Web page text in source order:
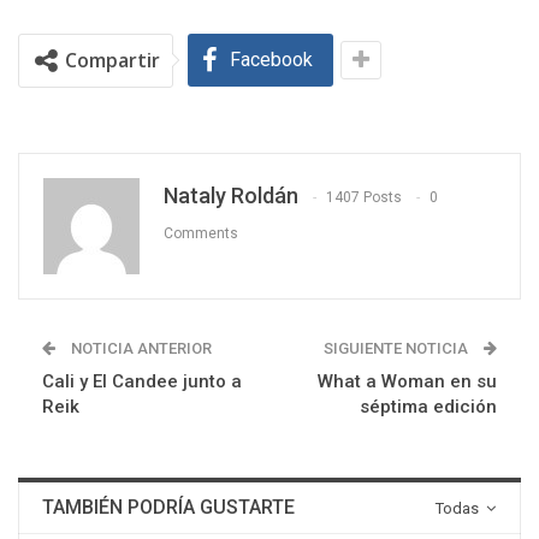
Compartir Facebook
Nataly Roldán 1407 Posts 0
Comments
NOTICIA ANTERIOR
Cali y El Candee junto a
Reik
SIGUIENTE NOTICIA
What a Woman en su
séptima edición
Todas
TAMBIÉN PODRÍA GUSTARTE